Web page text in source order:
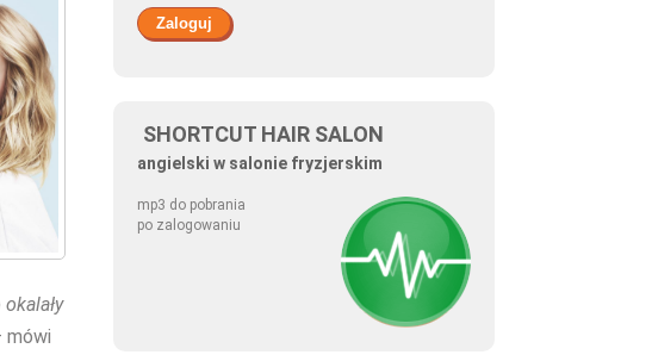
SHORTCUT HAIR SALON
angielski w salonie fryzjerskim
mp3 do pobrania
po zalogowaniu
mówi